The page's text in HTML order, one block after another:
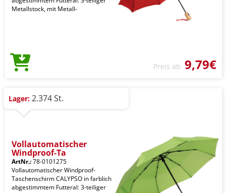
Metallstock, mit Metall-
Preis ab 9,79€
Lager: 2.374 St.
Vollautomatischer
Windproof-Ta
ArtNr.:78-0101275
Vollautomatischer Windproof-
Taschenschirm CALYPSO in farblich
abgestimmtem Futteral: 3-teiliger